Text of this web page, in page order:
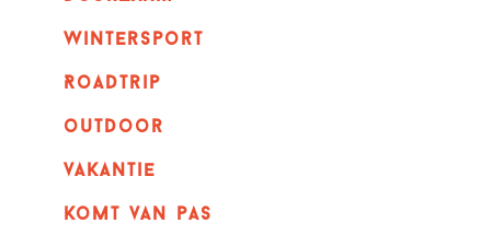
wintersport
Roadtrip
outdoor
vakantie
komt van pas